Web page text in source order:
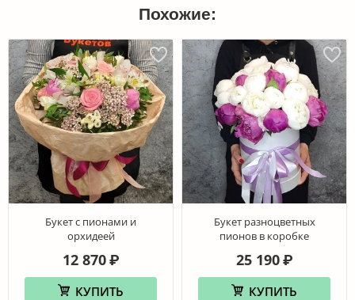
Похожие:
Букет с пионами и
орхидеей
12 870 ₽
КУПИТЬ
Букет разноцветных
пионов в коробке
25 190 ₽
КУПИТЬ